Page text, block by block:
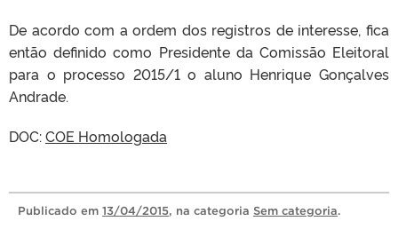
De acordo com a ordem dos registros de interesse, fica
então definido como Presidente da Comissão Eleitoral
para o processo 2015/1 o aluno Henrique Gonçalves
Andrade.
DOC:COE Homologada
Publicado em 13/04/2015, na categoria Sem categoria.